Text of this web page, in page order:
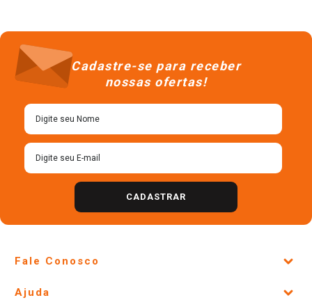
Cadastre-se para receber
nossas ofertas!
CADASTRAR
Fale Conosco
Lojas Físicas e Horários
Ajuda